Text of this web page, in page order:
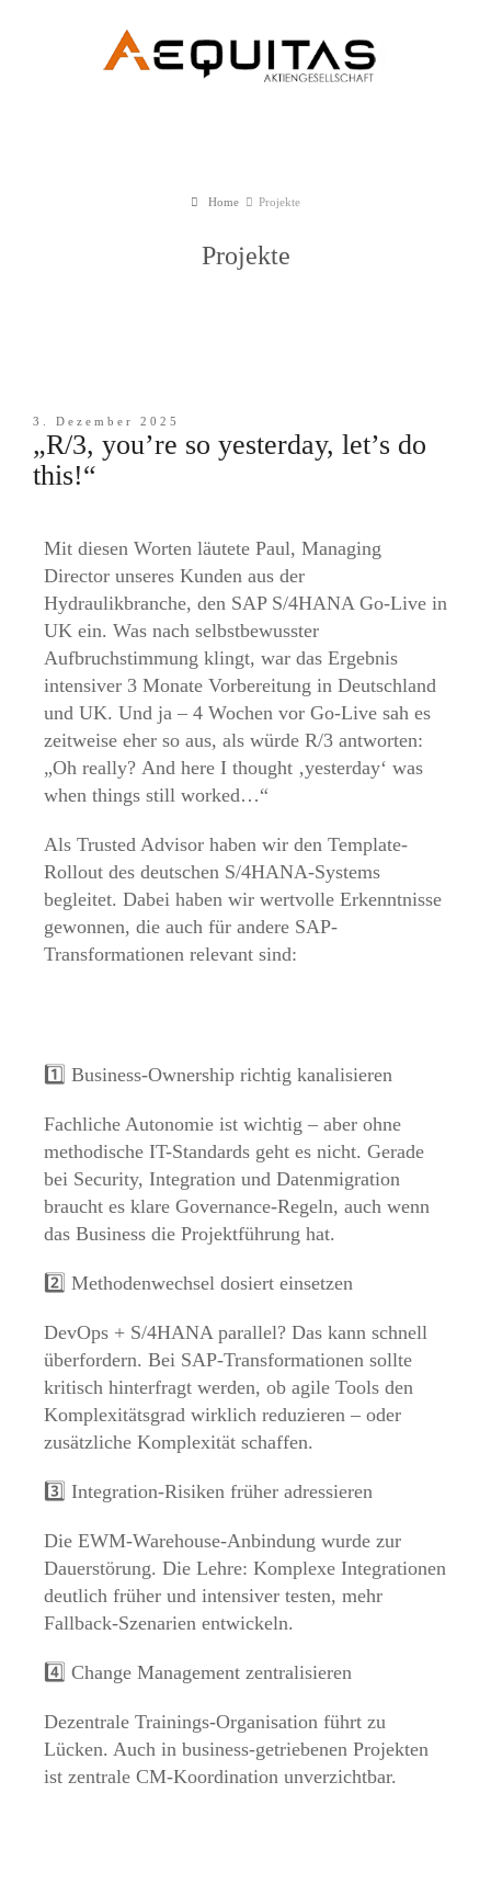
Home Projekte
Projekte
3. Dezember 2025
„R/3, you’re so yesterday, let’s do
this!“
Mit diesen Worten läutete Paul, Managing
Director unseres Kunden aus der
Hydraulikbranche, den SAP S/4HANA Go-Live in
UK ein. Was nach selbstbewusster
Aufbruchstimmung klingt, war das Ergebnis
intensiver 3 Monate Vorbereitung in Deutschland
und UK. Und ja – 4 Wochen vor Go-Live sah es
zeitweise eher so aus, als würde R/3 antworten:
„Oh really? And here I thought ‚yesterday‘ was
when things still worked…“
Als Trusted Advisor haben wir den Template-
Rollout des deutschen S/4HANA-Systems
begleitet. Dabei haben wir wertvolle Erkenntnisse
gewonnen, die auch für andere SAP-
Transformationen relevant sind:
1️⃣ Business-Ownership richtig kanalisieren
Fachliche Autonomie ist wichtig – aber ohne
methodische IT-Standards geht es nicht. Gerade
bei Security, Integration und Datenmigration
braucht es klare Governance-Regeln, auch wenn
das Business die Projektführung hat.
2️⃣ Methodenwechsel dosiert einsetzen
DevOps + S/4HANA parallel? Das kann schnell
überfordern. Bei SAP-Transformationen sollte
kritisch hinterfragt werden, ob agile Tools den
Komplexitätsgrad wirklich reduzieren – oder
zusätzliche Komplexität schaffen.
3️⃣ Integration-Risiken früher adressieren
Die EWM-Warehouse-Anbindung wurde zur
Dauerstörung. Die Lehre: Komplexe Integrationen
deutlich früher und intensiver testen, mehr
Fallback-Szenarien entwickeln.
4️⃣ Change Management zentralisieren
Dezentrale Trainings-Organisation führt zu
Lücken. Auch in business-getriebenen Projekten
ist zentrale CM-Koordination unverzichtbar.